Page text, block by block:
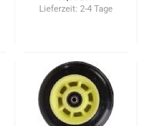
Lieferzeit: 2-4 Tage